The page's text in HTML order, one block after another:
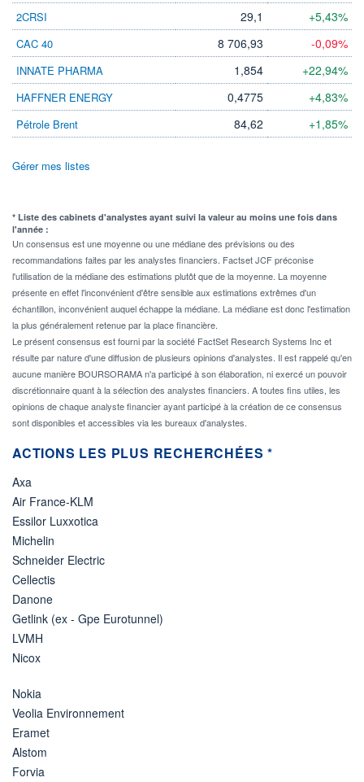
2CRSI 29,1 +5,43%
CAC 40 8 706,93 -0,09%
INNATE PHARMA 1,854 +22,94%
HAFFNER ENERGY 0,4775 +4,83%
Pétrole Brent 84,62 +1,85%
Gérer mes listes
* Liste des cabinets d'analystes ayant suivi la valeur au moins une fois dans
l'année :
Un consensus est une moyenne ou une médiane des prévisions ou des
recommandations faites par les analystes financiers. Factset JCF préconise
l'utilisation de la médiane des estimations plutôt que de la moyenne. La moyenne
présente en effet l'inconvénient d'être sensible aux estimations extrêmes d'un
échantillon, inconvénient auquel échappe la médiane. La médiane est donc l'estimation
la plus généralement retenue par la place financière.
Le présent consensus est fourni par la société FactSet Research Systems Inc et
résulte par nature d'une diffusion de plusieurs opinions d'analystes. Il est rappelé qu'en
aucune manière BOURSORAMA n'a participé à son élaboration, ni exercé un pouvoir
discrétionnaire quant à la sélection des analystes financiers. A toutes fins utiles, les
opinions de chaque analyste financier ayant participé à la création de ce consensus
sont disponibles et accessibles via les bureaux d'analystes.
ACTIONS LES PLUS RECHERCHÉES *
Axa
Air France-KLM
Essilor Luxxotica
Michelin
Schneider Electric
Cellectis
Danone
Getlink (ex - Gpe Eurotunnel)
LVMH
Nicox
Nokia
Veolia Environnement
Eramet
Alstom
Forvia